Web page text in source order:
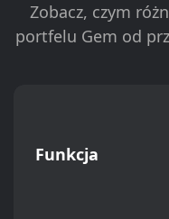
Zobacz, czym
portfelu Gem od
Funkcja